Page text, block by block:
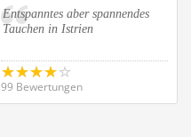
Entspanntes aber spannendes
Tauchen in Istrien
99 Bewertungen